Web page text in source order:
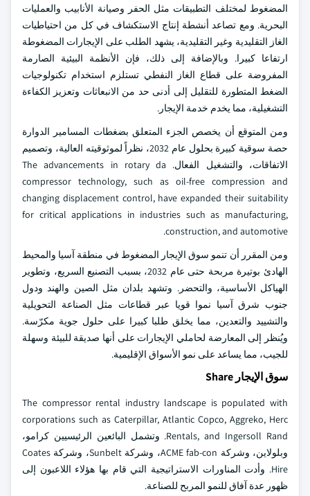
المضغوط لمختلف التطبيقات مثل الحفر وصيانة الأنابيب والعمليات
البحرية. ومع تصاعد أنشطة إنتاج الاستكشاف في كل من احتياطيات
الغاز التقليدية وغير التقليدية، يشهد الطلب على الإيجارات المضغوطة
ارتفاعا كبيرا. وبالإضافة إلى ذلك، فإن الأنظمة البيئية الصارمة
المفروضة على قطاع الغاز النفطي تستلزم استخدام تكنولوجيات
الضغط المتطورة للتقليل إلى أدنى حد من الانبعاثات وتعزيز الكفاءة
التشغيلية، مما يخدم خدمة الإيجار.
ومن المتوقع أن يخصص الجزء المتعلق بضغطات المسامير الدوارة
حصة سوقية كبيرة بحلول عام 2032، نظراً لموثوقيته العالية، وتصميم
الاتفاقات، والتشغيل الفعال. The advancements in rotary da
compressor technology, such as oil-free compression and
changing displacement control, have expanded their suitability
for critical applications in industries such as manufacturing,
construction, and automotive.
ومن المقرر أن تنمو سوق الإيجار المضغوط في منطقة آسيا والمحيط
الهادئ بوتيرة مربحة حتى عام 2032، بسبب التصنيع السريع، وتطوير
الهياكل الأساسية، والتحضر. وتشهد بلدان مثل الصين والهند ودول
جنوب شرق آسيا نموا قويا عبر قطاعات مثل الصناعة التحويلية
والتشييد والتعدين، مما يخلق طلبا كبيرا على حلول جوية مكرّسة.
ويُنظر إلى المعارضة لحاملي الإيجارات على أنها صديقة للبيئة وسهلة
للجيب، مما يساعد على نمو الأسواق الإقليمية.
سوق الإيجار Share
The compressor rental industry landscape is populated with
corporations such as Caterpillar, Atlantic Copco, Aggreko, Herc
Rentals, and Ingersoll Rand. وتشمل البائعين الرئيسيين كرامو،
وبلولاين، وشركة ACME fab-con، وشركة Sunbelt، وشركة Coates
Hire. وأدت المناورات الاستراتيجية التي قام بها هؤلاء اللاعبون إلى
ظهور عدة آفاق للنمو المربح للصناعة.